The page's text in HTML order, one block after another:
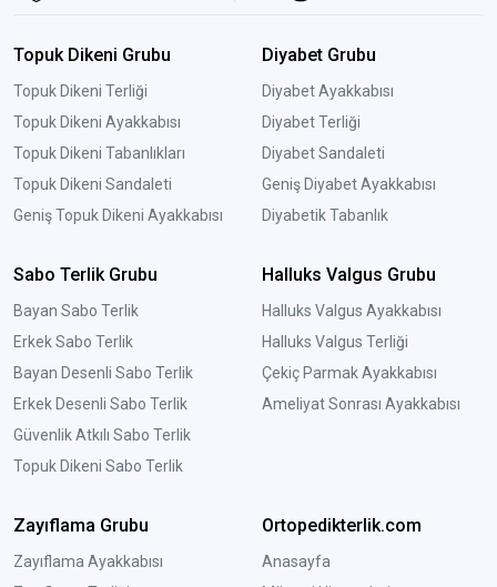
Topuk Dikeni Grubu
Topuk Dikeni Terliği
Topuk Dikeni Ayakkabısı
Topuk Dikeni Tabanlıkları
Topuk Dikeni Sandaleti
Geniş Topuk Dikeni Ayakkabısı
Diyabet Grubu
Diyabet Ayakkabısı
Diyabet Terliği
Diyabet Sandaleti
Geniş Diyabet Ayakkabısı
Diyabetik Tabanlık
Sabo Terlik Grubu
Bayan Sabo Terlik
Erkek Sabo Terlik
Bayan Desenli Sabo Terlik
Erkek Desenli Sabo Terlik
Güvenlik Atkılı Sabo Terlik
Topuk Dikeni Sabo Terlik
Halluks Valgus Grubu
Halluks Valgus Ayakkabısı
Halluks Valgus Terliği
Çekiç Parmak Ayakkabısı
Ameliyat Sonrası Ayakkabısı
Zayıflama Grubu
Zayıflama Ayakkabısı
Ortopedikterlik.com
Anasayfa